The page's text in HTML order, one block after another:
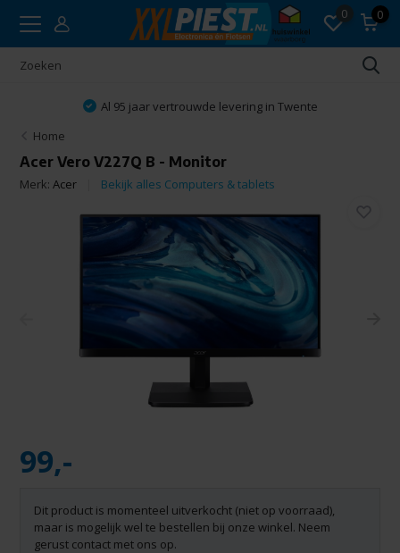
0 0
Al 95 jaar vertrouwde levering in Twente
Home
Acer Vero V227Q B - Monitor
Merk:Acer Bekijk alles Computers & tablets
99,-
Dit product is momenteel uitverkocht (niet op voorraad),
maar is mogelijk wel te bestellen bij onze winkel. Neem
gerust contact met ons op.